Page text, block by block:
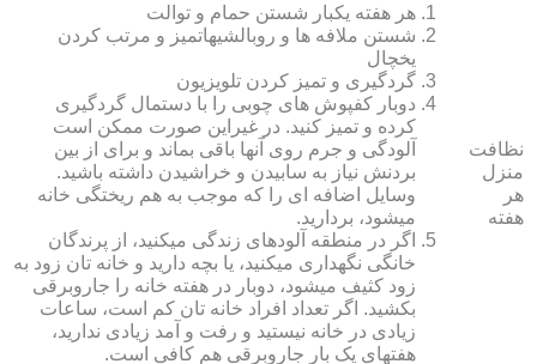
نظافت
منزل
هر
هفته
هر هفته یکبار شستن حمام و توالت
شستن ملافه‏ ها و روبالشی‎هاتمیز و مرتب کردن
یخچال
گردگیری و تمیز کردن تلویزیون
دوبار کفپوش‏ های چوبی را با دستمال گردگیری
کرده و تمیز کنید. در غیراین صورت ممکن است
آلودگی و جرم روی آنها باقی بماند و برای از بین
بردنش نیاز به سابیدن و خراشیدن داشته باشید.
وسایل اضافه ای را که موجب به هم ریختگی خانه
می‏شود، بردارید.
اگر در منطقه آلوده‏ای زندگی می‏کنید، از پرندگان
خانگی نگهداری می‏کنید، یا بچه دارید و خانه‏ تان زود به
زود کثیف می‏شود، دوبار در هفته خانه را جاروبرقی
بکشید. اگر تعداد افراد خانه ‏تان کم است، ساعات
زیادی در خانه نیستید و رفت و آمد زیادی ندارید،
هفته‏ای یک بار جاروبرقی هم کافی است.